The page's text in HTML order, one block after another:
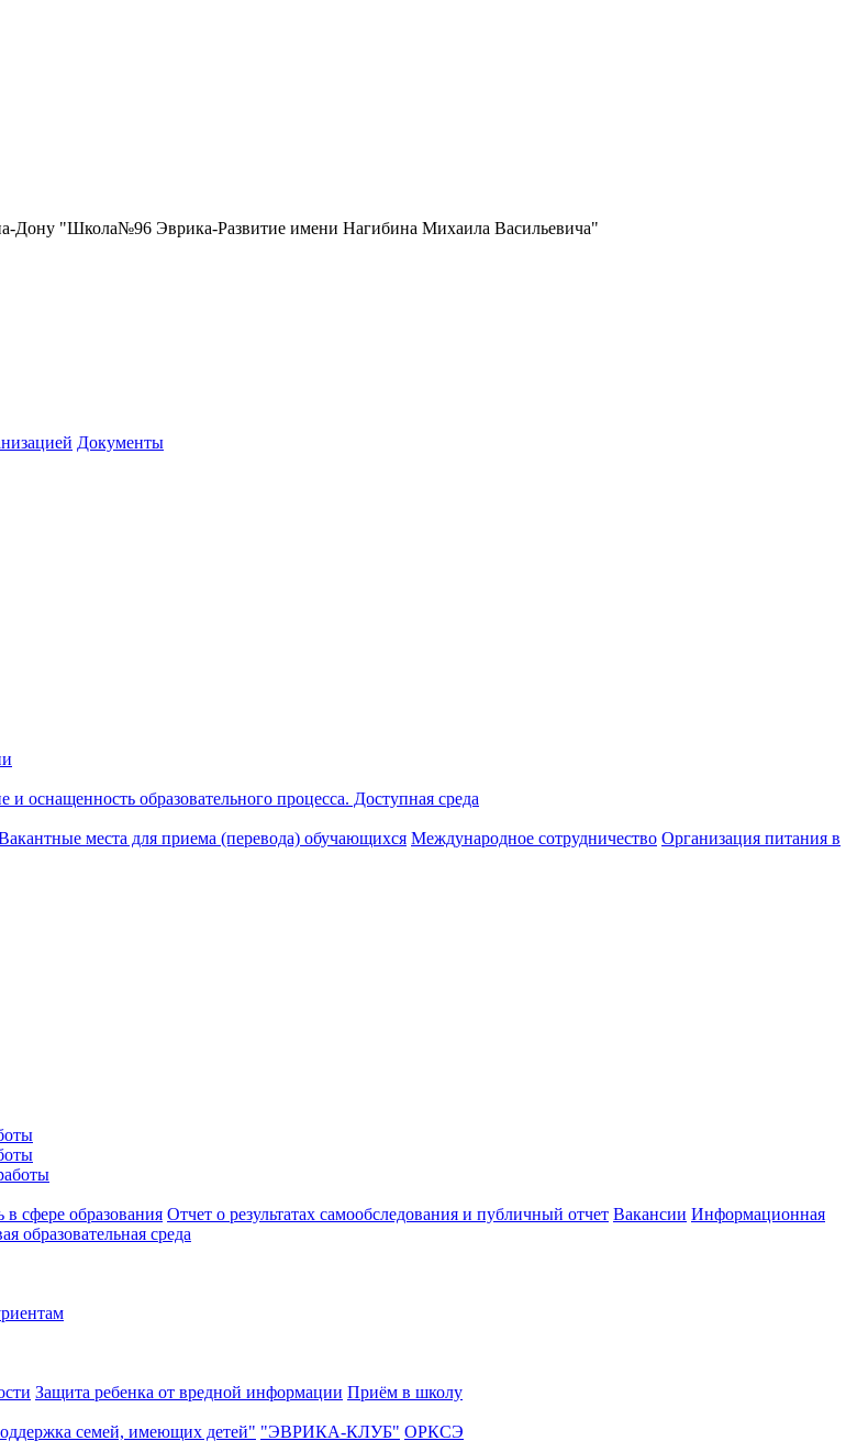
Дону "Школа№96 Эврика-Развитие имени Нагибина Михаила Васильевича"
Документы
и оснащенность образовательного процесса. Доступная среда
места для приема (перевода) обучающихся Международное сотрудничество Организация питания в
сфере образования Отчет о результатах самообследования и публичный отчет Вакансии Информационная
образовательная среда
Защита ребенка от вредной информации Приём в школу
семей, имеющих детей" "ЭВРИКА-КЛУБ" ОРКСЭ